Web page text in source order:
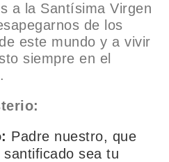
a la Santísima Virgen
de los
este mundo y a vivir
siempre en el
Padre nuestro, que
sea tu